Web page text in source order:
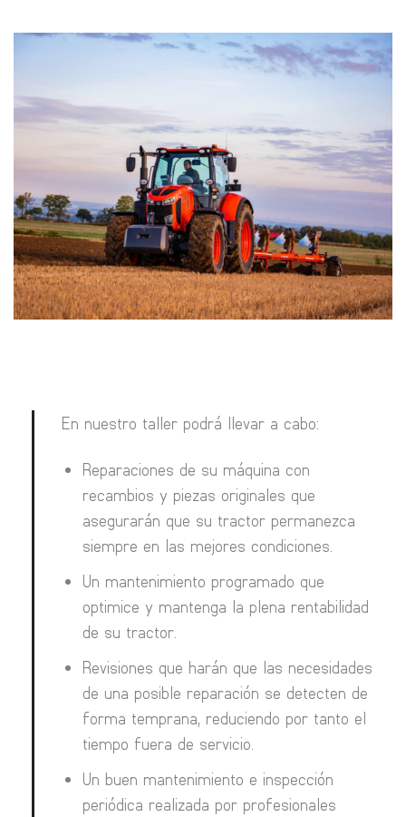
En nuestro taller podrá llevar a cabo:
Reparaciones de su máquina con
recambios y piezas originales que
asegurarán que su tractor permanezca
siempre en las mejores condiciones.
Un mantenimiento programado que
optimice y mantenga la plena rentabilidad
de su tractor.
Revisiones que harán que las necesidades
de una posible reparación se detecten de
forma temprana, reduciendo por tanto el
tiempo fuera de servicio.
Un buen mantenimiento e inspección
periódica realizada por profesionales